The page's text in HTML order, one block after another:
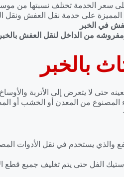
سعر الخدمة تختلف نسبتها من
على خدمة نقل العفش ونقل
في الخبر
من الداخل لنقل العفش بالخبر
بالخبر
حتى لا يتعرض إلى الأتربة
من المعدن أو الخشب أو
والذي يستخدم في نقل الأدوات
الفل حتى يتم تغليف جميع قطع